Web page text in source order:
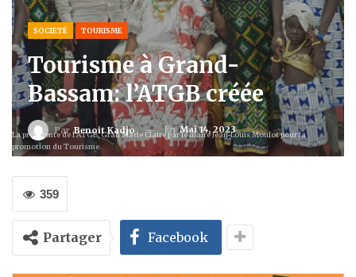
SOCIETÉ TOURISME
Tourisme à Grand-
Bassam: l’ATGB créée
Par Benoit Kadjo EnMai 14, 2023
La présidente de l'ATGB, Grah Marie Claire par le maire Jean-Louis Moulot pour la
promotion du Tourisme.
359
Partager Facebook